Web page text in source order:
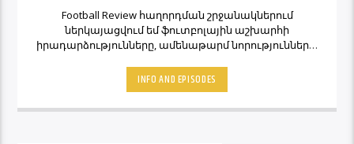
Football Review հաղորդման շրջանակներում
ներկայացվում եմ ֆուտբոլային աշխարհի
իրադարձությունները, ամենաթարմ նորությունները,
տեսակետները։ Հետևեք Լավագույնի եթերին եւ
Ֆուտբոլ Ռիվյու հաղորդաշարի միջոցով մշտապես
կլինեք ֆուտբոլային աշխարհի կիզակետում։
INFO AND EPISODES